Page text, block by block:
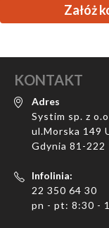
Załóż
KONTAKT
Adres
Systim sp. z
ul.Morska 149
Gdynia 81-222
Infolinia:
22 350 64 30
pn - pt: 8:30 -